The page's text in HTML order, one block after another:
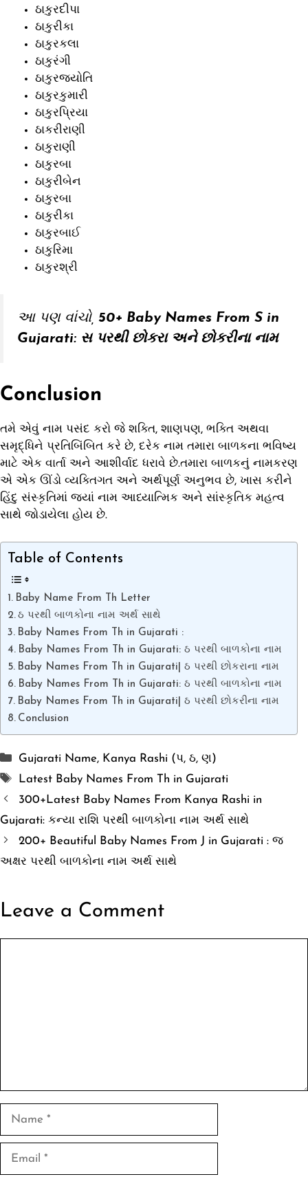
ઠાકુરદીપા
ઠાકુરીકા
ઠાકુરકલા
ઠાકુરંગી
ઠાકુરજ્યોતિ
ઠાકુરકુમારી
ઠાકુરપ્રિયા
ઠાકરીરાણી
ઠાકુરાણી
ઠાકુરબા
ઠાકુરીબેન
ઠાકુરબા
ઠાકુરીકા
ઠાકુરબાઈ
ઠાકુરિમા
ઠાકુરશ્રી
આ પણ વાંચો, 50+ Baby Names From S in
Gujarati: સ પરથી છોકરા અને છોકરીના નામ
Conclusion
તમે એવું નામ પસંદ કરો જે શક્તિ, શાણપણ, ભક્તિ અથવા
સમૃદ્ધિને પ્રતિબિંબિત કરે છે, દરેક નામ તમારા બાળકના ભવિષ્ય
માટે એક વાર્તા અને આશીર્વાદ ધરાવે છે.તમારા બાળકનું નામકરણ
એ એક ઊંડો વ્યક્તિગત અને અર્થપૂર્ણ અનુભવ છે, ખાસ કરીને
હિંદુ સંસ્કૃતિમાં જ્યાં નામ આધ્યાત્મિક અને સાંસ્કૃતિક મહત્વ
સાથે જોડાયેલા હોય છે.
Table of Contents
Baby Name From Th Letter
ઠ પરથી બાળકોના નામ અર્થ સાથે
Baby Names From Th in Gujarati :
Baby Names From Th in Gujarati: ઠ પરથી બાળકોના નામ
Baby Names From Th in Gujarati| ઠ પરથી છોકરાના નામ
Baby Names From Th in Gujarati: ઠ પરથી બાળકોના નામ
Baby Names From Th in Gujarati| ઠ પરથી છોકરીના નામ
Conclusion
Categories
Gujarati Name, Kanya Rashi (પ, ઠ, ણ)
Tags
Latest Baby Names From Th in Gujarati
300+Latest Baby Names From Kanya Rashi in
Gujarati: કન્યા રાશિ પરથી બાળકોના નામ અર્થ સાથે
200+ Beautiful Baby Names From J in Gujarati : જ
અક્ષર પરથી બાળકોના નામ અર્થ સાથે
Leave a Comment
Name
Email